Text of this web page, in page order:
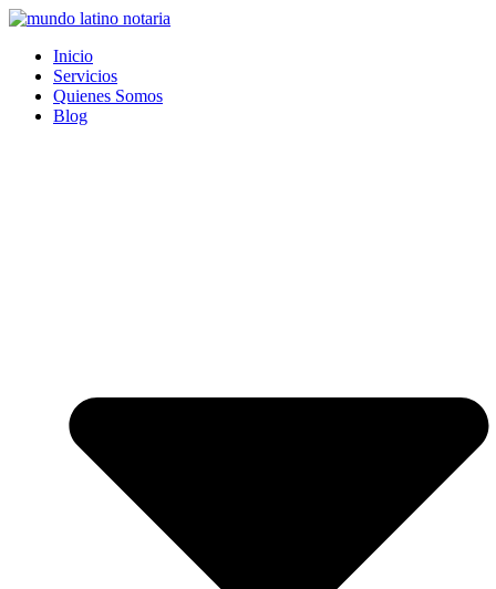
Saltar
contenido
Inicio
Servicios
Quienes Somos
Blog